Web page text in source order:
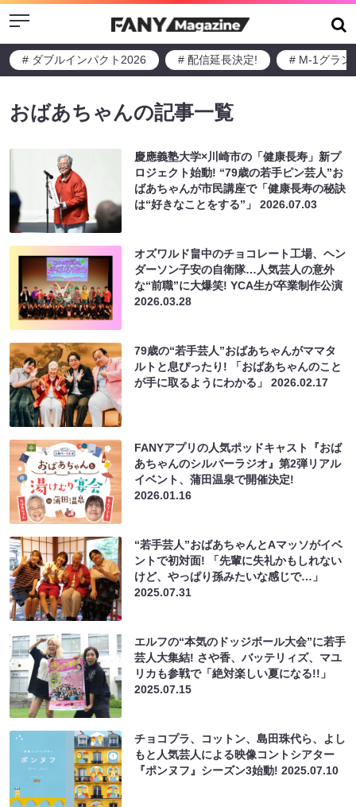
Menu
# ダブルインパクト2026 # 配信延長決定! # M-1グラン
おばあちゃんの記事一覧
慶應義塾大学×川崎市の「健康長寿」新プ
ロジェクト始動! “79歳の若手ピン芸人”お
ばあちゃんが市民講座で「健康長寿の秘訣
は“好きなことをする”」2026.07.03
オズワルド畠中のチョコレート工場、ヘン
ダーソン子安の自衛隊…人気芸人の意外
な“前職”に大爆笑! YCA生が卒業制作公演
2026.03.28
79歳の“若手芸人”おばあちゃんがママタ
ルトと息ぴったり! 「おばあちゃんのこと
が手に取るようにわかる」2026.02.17
FANYアプリの人気ポッドキャスト『おば
あちゃんのシルバーラジオ』第2弾リアル
イベント、蒲田温泉で開催決定!
2026.01.16
“若手芸人”おばあちゃんとAマッソがイベ
ントで初対面! 「先輩に失礼かもしれない
けど、やっぱり孫みたいな感じで…」
2025.07.31
エルフの“本気のドッジボール大会”に若手
芸人大集結! さや香、バッテリィズ、マユ
リカも参戦で「絶対楽しい夏になる!!」
2025.07.15
チョコプラ、コットン、島田珠代ら、よし
もと人気芸人による映像コントシアター
『ポンヌフ』シーズン3始動!2025.07.10